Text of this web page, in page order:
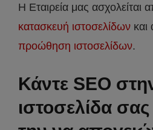
Η Εταιρεία μας ασχολείται
κατασκευή ιστοσελίδων
προώθηση ιστοσελίδων.
Κάντε SEO
ιστοσελίδα σας